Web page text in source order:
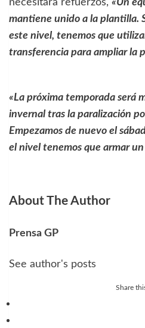
necesitará refuerzos, «Un
mantiene unido a la plantilla.
este nivel, tenemos que
transferencia para ampliar la
«La próxima temporada será
invernal tras la paralización
Empezamos de nuevo el
el nivel tenemos que armar
About The Author
Prensa GP
See author's posts
Share